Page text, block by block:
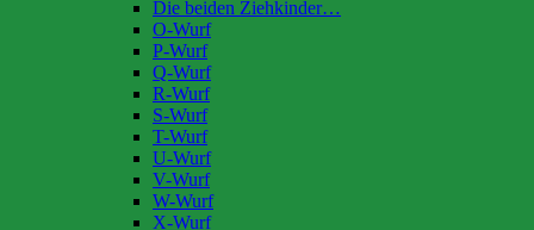
Die beiden Ziehkinder…
O-Wurf
P-Wurf
Q-Wurf
R-Wurf
S-Wurf
T-Wurf
U-Wurf
V-Wurf
W-Wurf
X-Wurf